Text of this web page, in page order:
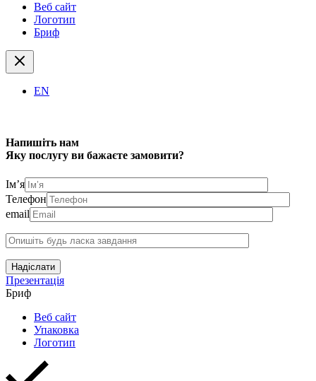
Веб сайт
Логотип
Бриф
EN
Напишіть нам
Яку послугу ви бажаєте замовити?
Ім’я
Телефон
email
Надіслати
Презентація
Бриф
Веб сайт
Упаковка
Логотип